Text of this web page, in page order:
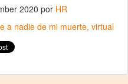
2020 por HR
a nadie de mi muerte virtual